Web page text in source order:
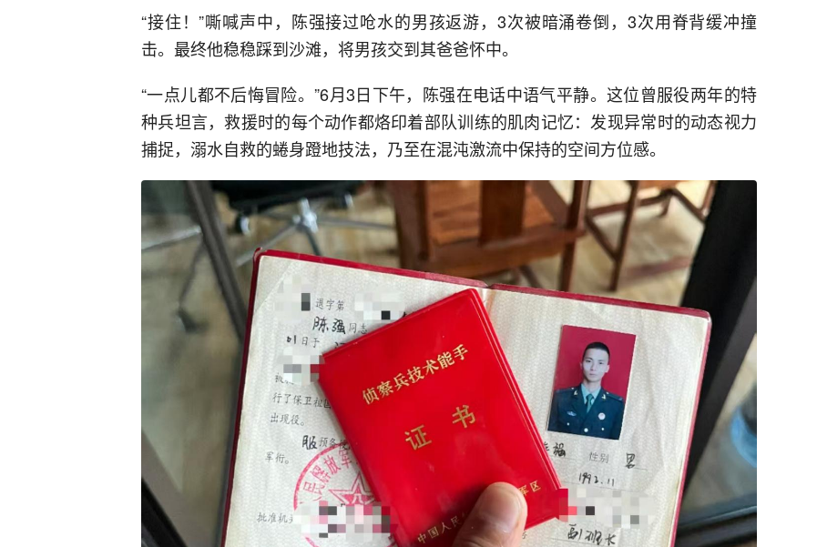
“接住！”嘶喊声中，陈强接过呛水的男孩返游，3次被暗涌卷倒，3次用脊背缓冲撞
击。最终他稳稳踩到沙滩，将男孩交到其爸爸怀中。
“一点儿都不后悔冒险。”6月3日下午，陈强在电话中语气平静。这位曾服役两年的特
种兵坦言，救援时的每个动作都烙印着部队训练的肌肉记忆：发现异常时的动态视力
捕捉，溺水自救的蜷身蹬地技法，乃至在混沌激流中保持的空间方位感。